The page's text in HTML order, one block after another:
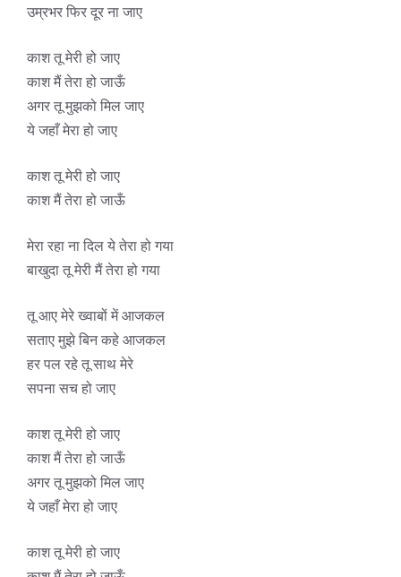
उम्रभर फिर दूर ना जाए
काश तू मेरी हो जाए
काश मैं तेरा हो जाऊँ
अगर तू मुझको मिल जाए
ये जहाँ मेरा हो जाए
काश तू मेरी हो जाए
काश मैं तेरा हो जाऊँ
मेरा रहा ना दिल ये तेरा हो गया
बाखुदा तू मेरी मैं तेरा हो गया
तू आए मेरे ख्वाबों में आजकल
सताए मुझे बिन कहे आजकल
हर पल रहे तू साथ मेरे
सपना सच हो जाए
काश तू मेरी हो जाए
काश मैं तेरा हो जाऊँ
अगर तू मुझको मिल जाए
ये जहाँ मेरा हो जाए
काश तू मेरी हो जाए